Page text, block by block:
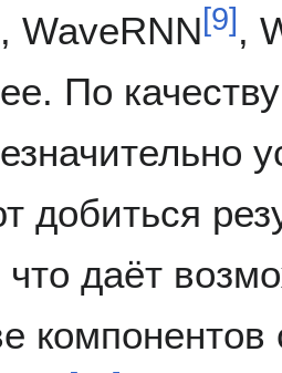
, WaveRNN[9] ,
По
добиться
даёт